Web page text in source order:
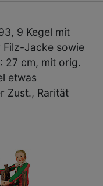
9 Kegel mit
Filz-Jacke sowie
27 cm, mit orig.
etwas
Zust., Rarität